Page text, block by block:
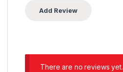
There are no reviews yet.